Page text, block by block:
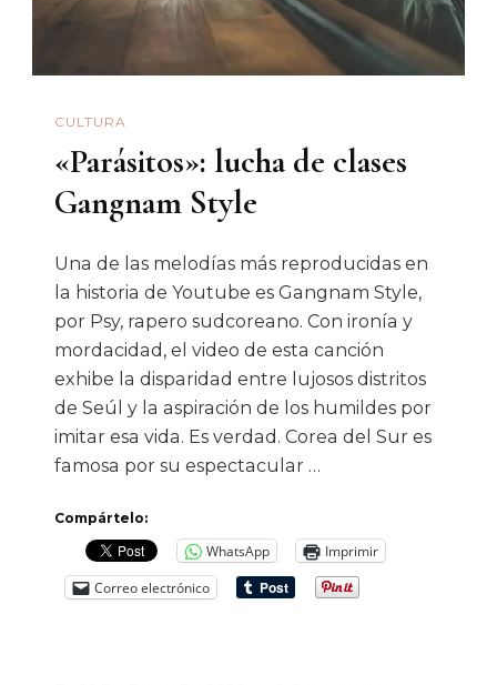
CULTURA
«Parásitos»: lucha de clases
Gangnam Style
Una de las melodías más reproducidas en
la historia de Youtube es Gangnam Style,
por Psy, rapero sudcoreano. Con ironía y
mordacidad, el video de esta canción
exhibe la disparidad entre lujosos distritos
de Seúl y la aspiración de los humildes por
imitar esa vida. Es verdad. Corea del Sur es
famosa por su espectacular …
Compártelo:
WhatsApp
Imprimir
Correo electrónico